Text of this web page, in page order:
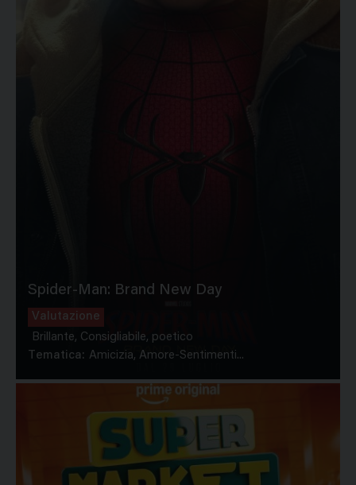
Spider-Man: Brand New Day
Valutazione
Brillante, Consigliabile, poetico
Tematica: Amicizia, Amore-Sentimenti...